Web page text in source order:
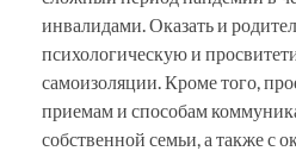
инвалидами. Оказать и
психологическую и
самоизоляции. Кроме того,
приемам и способам
собственной семьи, а также